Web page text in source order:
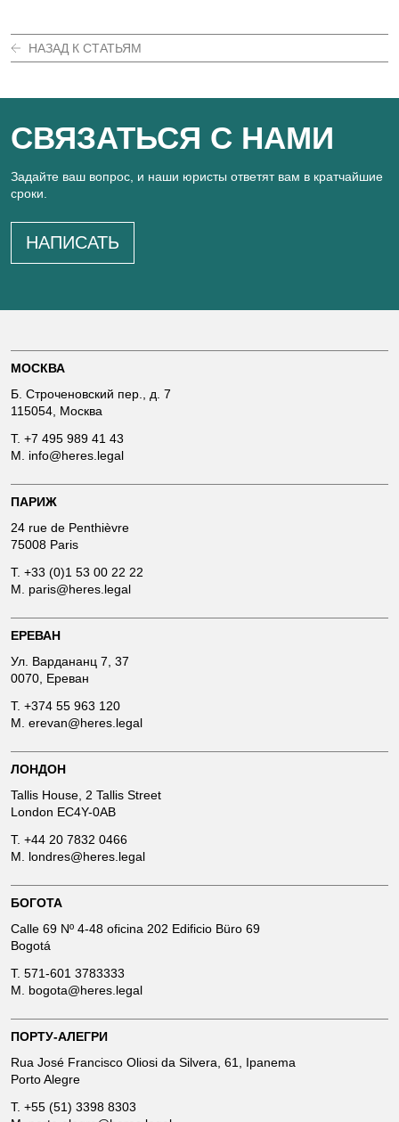
НАЗАД К СТАТЬЯМ
СВЯЗАТЬСЯ С НАМИ
Задайте ваш вопрос, и наши юристы ответят вам в кратчайшие
сроки.
НАПИСАТЬ
МОСКВА
Б. Строченовский пер., д. 7
115054, Москва
T. +7 495 989 41 43
M. info@heres.legal
ПАРИЖ
24 rue de Penthièvre
75008 Paris
T. +33 (0)1 53 00 22 22
M. paris@heres.legal
ЕРЕВАН
Ул. Вардананц 7, 37
0070, Ереван
T. +374 55 963 120
M. erevan@heres.legal
ЛОНДОН
Tallis House, 2 Tallis Street
London EC4Y-0AB
T. +44 20 7832 0466
M. londres@heres.legal
БОГОТА
Calle 69 Nº 4-48 oficina 202 Edificio Büro 69
Bogotá
T. 571-601 3783333
M. bogota@heres.legal
ПОРТУ-АЛЕГРИ
Rua José Francisco Oliosi da Silvera, 61, Ipanema
Porto Alegre
T. +55 (51) 3398 8303